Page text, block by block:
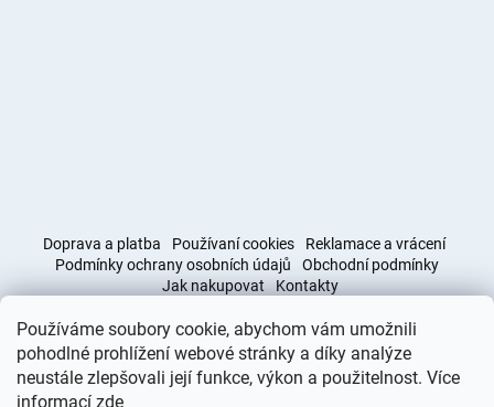
Používáme soubory cookie, abychom vám umožnili
pohodlné prohlížení webové stránky a díky analýze
neustále zlepšovali její funkce, výkon a použitelnost. Více
informací zde
Doprava a platba Používaní cookies
Reklamace a vrácení
Podmínky ochrany osobních údajů
Obchodní podmínky
Jak nakupovat
Kontakty
Obchodní podmínky Doprava a platba